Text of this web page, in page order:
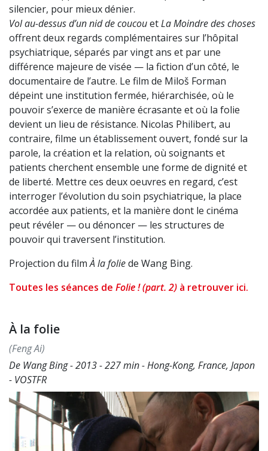
silencier, pour mieux dénier.
Vol au-dessus d’un nid de coucouetLa Moindre des choses
offrent deux regards complémentaires sur l’hôpital
psychiatrique, séparés par vingt ans et par une
différence majeure de visée — la fiction d’un côté, le
documentaire de l’autre. Le film de Miloš Forman
dépeint une institution fermée, hiérarchisée, où le
pouvoir s’exerce de manière écrasante et où la folie
devient un lieu de résistance. Nicolas Philibert, au
contraire, filme un établissement ouvert, fondé sur la
parole, la création et la relation, où soignants et
patients cherchent ensemble une forme de dignité et
de liberté. Mettre ces deux oeuvres en regard, c’est
interroger l’évolution du soin psychiatrique, la place
accordée aux patients, et la manière dont le cinéma
peut révéler — ou dénoncer — les structures de
pouvoir qui traversent l’institution.
Projection du filmÀ la foliede Wang Bing.
Toutes les séances de Folie ! (part. 2) à retrouver ici.
À la folie
(Feng Ai)
De Wang Bing - 2013 - 227 min - Hong-Kong, France, Japon
- VOSTFR